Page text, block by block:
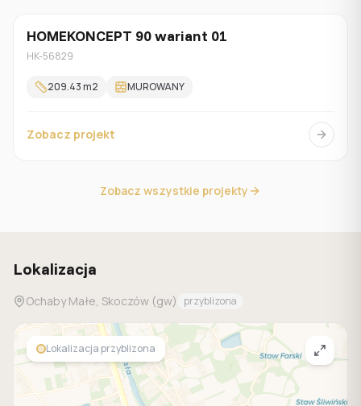
Jednorodzinny
HOMEKONCEPT 90 wariant 01
HK-56829
209.43m2 MUROWANY
Zobacz projekt
Zobacz wszystkie projekty
Lokalizacja
Ochaby Małe, Skoczów (gw) przyblizona
Lokalizacja przyblizona